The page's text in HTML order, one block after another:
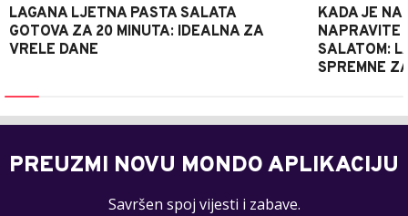
LAGANA LJETNA PASTA SALATA
GOTOVA ZA 20 MINUTA: IDEALNA ZA
VRELE DANE
KADA JE
NAPRAVITE
SALATOM:
SPREMNE
PREUZMI NOVU MONDO APLIKACIJU
Savršen spoj vijesti i zabave.